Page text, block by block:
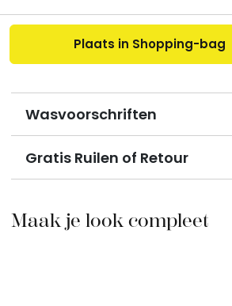
Wasvoorschriften
Gratis Ruilen of Retour
Plaats in Shopping-bag
Maak je look compleet